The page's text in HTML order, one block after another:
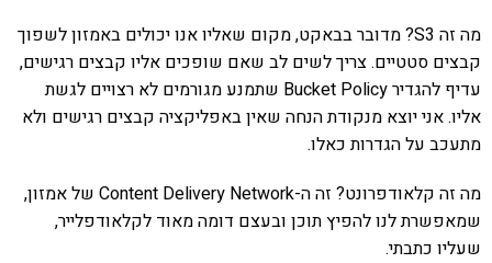
מה זה S3? מדובר בבאקט, מקום שאליו אנו יכולים באמזון לשפוך
קבצים סטטיים. צריך לשים לב שאם שופכים אליו קבצים רגישים,
עדיף להגדיר Bucket Policy שתמנע מגורמים לא רצויים לגשת
אליו. אני יוצא מנקודת הנחה שאין באפליקציה קבצים רגישים ולא
מתעכב על הגדרות כאלו.
מה זה קלאודפרונט? זה ה-Content Delivery Network של אמזון,
שמאפשרת לנו להפיץ תוכן ובעצם דומה מאוד לקלאודפלייר,
שעליו כתבתי.